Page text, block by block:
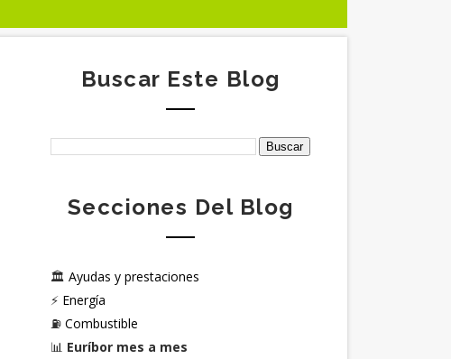
Buscar Este Blog
Secciones Del Blog
🏛️ Ayudas y prestaciones
⚡ Energía
⛽ Combustible
📊 Euríbor mes a mes